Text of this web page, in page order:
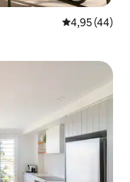
Évaluation
4,95 (44)